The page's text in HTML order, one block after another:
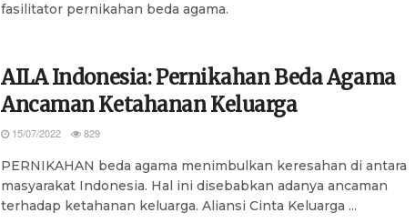
fasilitator pernikahan beda agama.
AILA Indonesia: Pernikahan Beda Agama
Ancaman Ketahanan Keluarga
15/07/2022 829
PERNIKAHAN beda agama menimbulkan keresahan di antara
masyarakat Indonesia. Hal ini disebabkan adanya ancaman
terhadap ketahanan keluarga. Aliansi Cinta Keluarga ...